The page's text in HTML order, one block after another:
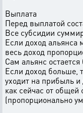
Выплата
Перед выплатой
Все субсидии
Если доход альянса
весь доход
Сам альянс остается
Если доход больше,
уходит на прибыль
как сейчас от общей
(пропорционально